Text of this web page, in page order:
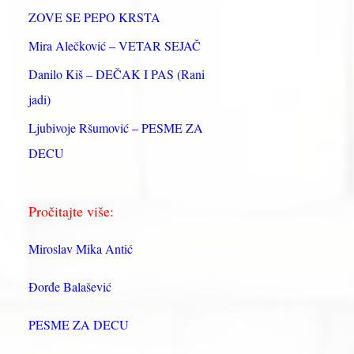
ZOVE SE PEPO KRSTA
Mira Alečković – VETAR SEJAČ
Danilo Kiš – DEČAK I PAS (Rani
jadi)
Ljubivoje Ršumović – PESME ZA
DECU
Pročitajte više:
Miroslav Mika Antić
Đorđe Balašević
PESME ZA DECU